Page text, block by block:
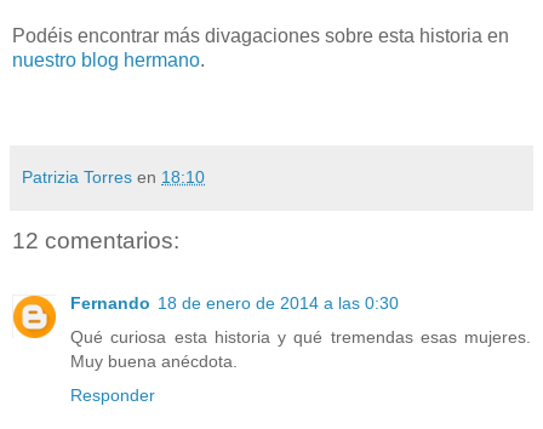
Podéis encontrar más divagaciones sobre esta historia en
nuestro blog hermano.
Patrizia Torres en 18:10
12 comentarios:
Fernando 18 de enero de 2014 a las 0:30
Qué curiosa esta historia y qué tremendas esas mujeres.
Muy buena anécdota.
Responder